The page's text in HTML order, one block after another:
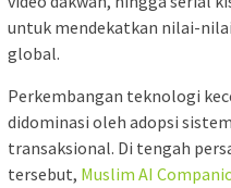
untuk mendekatkan nilai-
global.
Perkembangan teknologi
didominasi oleh adopsi
transaksional. Di tengah
tersebut, Muslim AI